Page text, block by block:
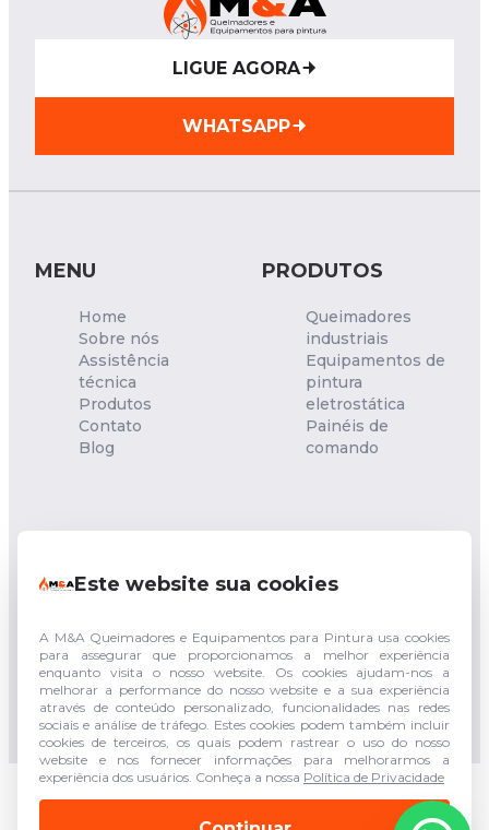
Este website sua cookies
A M&A Queimadores e Equipamentos para Pintura usa cookies
para assegurar que proporcionamos a melhor experiência
enquanto visita o nosso website. Os cookies ajudam-nos a
melhorar a performance do nosso website e a sua experiência
através de conteúdo personalizado, funcionalidades nas redes
sociais e análise de tráfego. Estes cookies podem também incluir
cookies de terceiros, os quais podem rastrear o uso do nosso
website e nos fornecer informações para melhorarmos a
experiência dos usuários. Conheça a nossa Política de Privacidade
LIGUE AGORA
WHATSAPP
MENU
Home
Sobre nós
Assistência
técnica
Produtos
Contato
Blog
PRODUTOS
Queimadores
industriais
Equipamentos de
pintura
eletrostática
Painéis de
comando
Rua Francisco Sgambatt,
SPCEP: 06182-040
(011) 94744-3943
(011) 3683-5210
© 2026 - M&A Queimadores e Equipamentos para
Pintura - Todos os direitos reservados